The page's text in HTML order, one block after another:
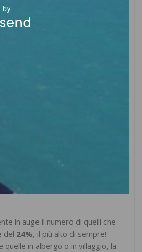
in auge il numero di quelli che
del 24%, il più alto di sempre!
in albergo o in villaggio, la